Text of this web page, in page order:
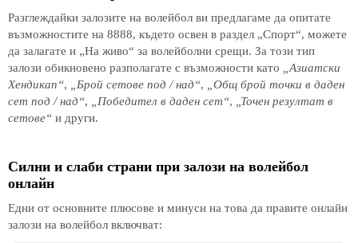
Разглеждайки залозите на волейбол ви предлагаме да опитате
възможностите на 8888, където освен в раздел „Спорт“, можете
да залагате и „На живо“ за волейболни срещи. За този тип
залози обикновено разполагате с възможности като
„Азиатски
Хендикап“, „Брой сетове под / над“,
„Общ брой точки в даден
сет под / над“, „Победител в даден сет“,
„Точен резултат в
сетове“ и други.
Силни и слаби страни при залози на волейбол
онлайн
Едни от основните плюсове и минуси на това да правите онлайн
залози на волейбол включват: